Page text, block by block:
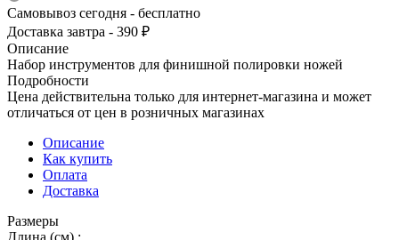
Самовывоз сегодня - бесплатно
Доставка завтра - 390 ₽
Описание
Набор инструментов для финишной полировки ножей
Подробности
Цена действительна только для интернет-магазина и может
отличаться от цен в розничных магазинах
Описание
Как купить
Оплата
Доставка
Размеры
Длина (см) :